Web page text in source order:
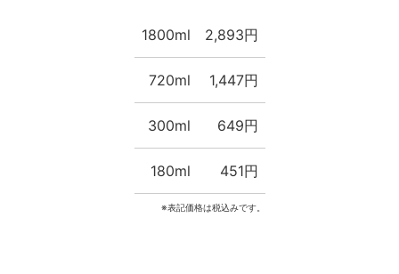
1800ml 2,893円
720ml 1,447円
300ml 649円
180ml 451円
※表記価格は税込みです。